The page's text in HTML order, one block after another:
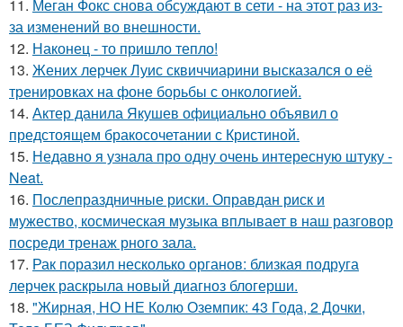
11. Меган Фокс снова обсуждают в сети - на этот раз из-
за изменений во внешности.
12. Наконец - то пришло тепло!
13. Жених лерчек Луис сквиччиарини высказался о её
тренировках на фоне борьбы с онкологией.
14. Актер данила Якушев официально объявил о
предстоящем бракосочетании с Кристиной.
15. Недавно я узнала про одну очень интересную штуку -
Neat.
16. Послепраздничные риски. Оправдан риск и
мужество, космическая музыка вплывает в наш разговор
посреди тренаж рного зала.
17. Рак поразил несколько органов: близкая подруга
лерчек раскрыла новый диагноз блогерши.
18. "Жирная, НО НЕ Колю Оземпик: 43 Года, 2 Дочки,